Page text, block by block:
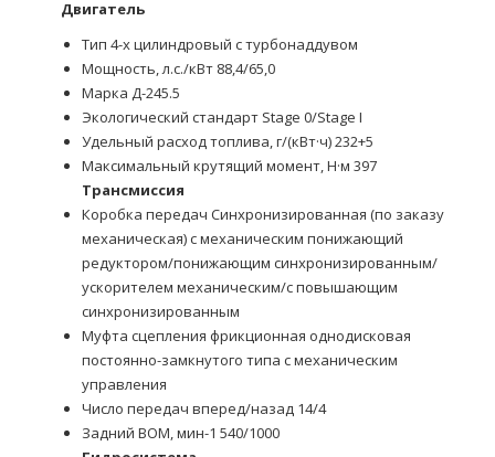
Двигатель
Тип 4-х цилиндровый с турбонаддувом
Мощность, л.с./кВт 88,4/65,0
Марка Д-245.5
Экологический стандарт Stage 0/Stage I
Удельный расход топлива, г/(кВт·ч) 232+5
Максимальный крутящий момент, Н·м 397
Трансмиссия
Коробка передач Синхронизированная (по заказу
механическая) с механическим понижающий
редуктором/понижающим синхронизированным/
ускорителем механическим/с повышающим
синхронизированным
Муфта сцепления фрикционная однодисковая
постоянно-замкнутого типа с механическим
управления
Число передач вперед/назад 14/4
Задний ВОМ, мин-1 540/1000